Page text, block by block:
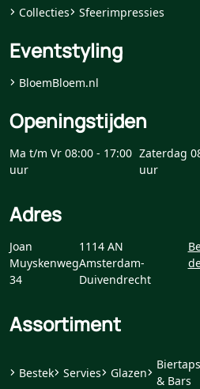
Collecties Sfeerimpressies
Eventstyling
BloemBloem.nl
Openingstijden
Ma t/m Vr 08:00 - 17:00
uur
Zaterdag
uur
Adres
Joan
Muyskenweg
34
1114 AN
Amsterdam-
Duivendrecht
Assortiment
Bestek Servies Glazen
Biertaps
& Bars